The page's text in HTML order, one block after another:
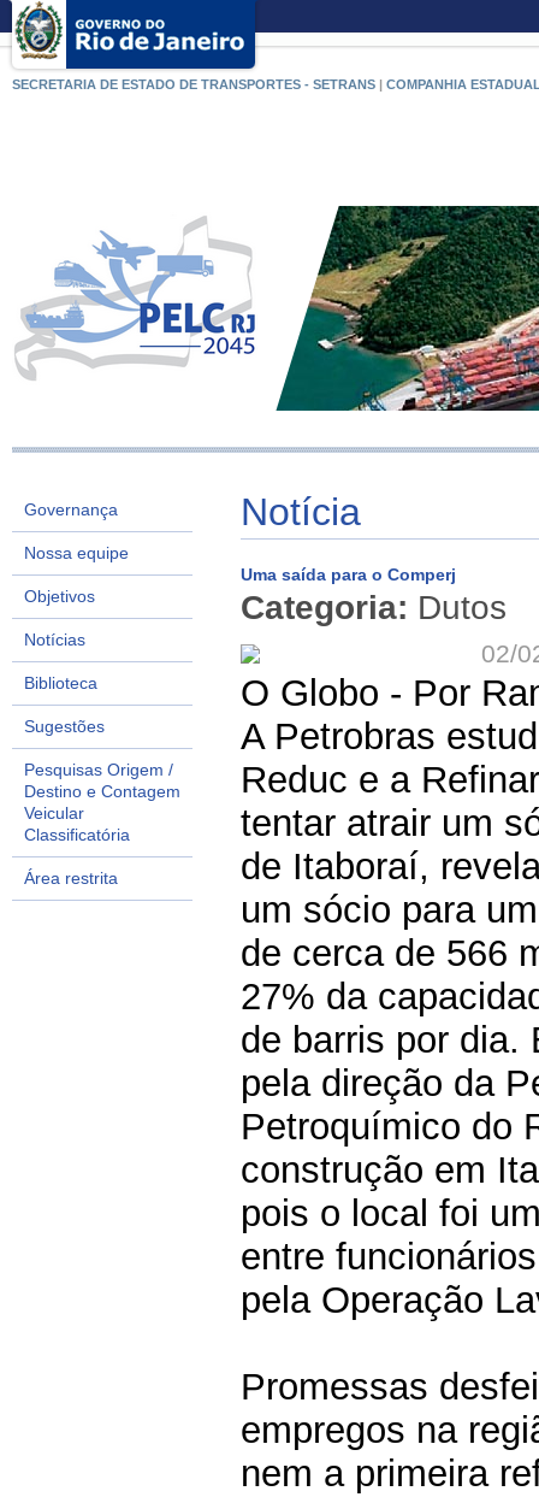
SECRETARIA DE ESTADO DE TRANSPORTES - SETRANS | COMPANHIA
Governança
Nossa equipe
Objetivos
Notícias
Biblioteca
Sugestões
Pesquisas Origem /
Destino e Contagem
Veicular
Classificatória
Área restrita
Notícia
Uma saída para o Comperj
Categoria: Dutos
02/
O Globo - Por
A Petrobras
Reduc e a
tentar atrair um
de Itaboraí,
um sócio para
de cerca de 566
27% da
de barris por dia.
pela direção da
Petroquímico do
construção em
pois o local foi
entre
pela Operação
Promessas
empregos na
nem a primeira